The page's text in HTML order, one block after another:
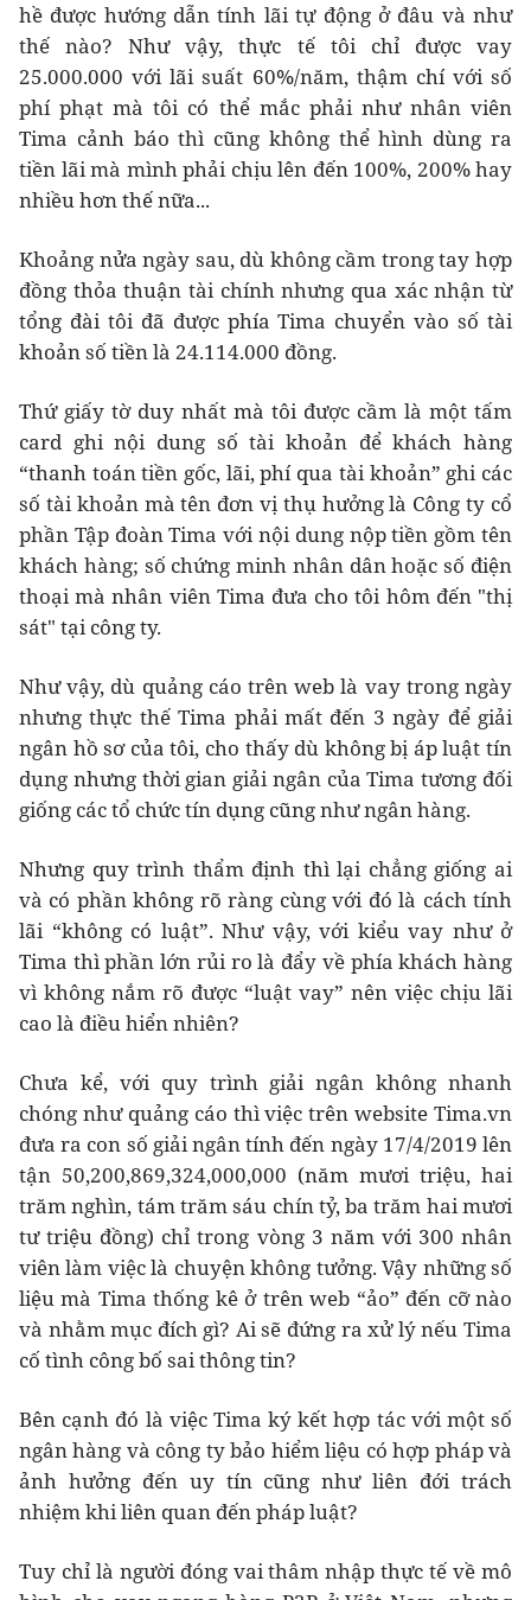
hề được hướng dẫn tính lãi tự động ở đâu và như
thế nào? Như vậy, thực tế tôi chỉ được vay
25.000.000 với lãi suất 60%/năm, thậm chí với số
phí phạt mà tôi có thể mắc phải như nhân viên
Tima cảnh báo thì cũng không thể hình dùng ra
tiền lãi mà mình phải chịu lên đến 100%, 200% hay
nhiều hơn thế nữa...
Khoảng nửa ngày sau, dù không cầm trong tay hợp
đồng thỏa thuận tài chính nhưng qua xác nhận từ
tổng đài tôi đã được phía Tima chuyển vào số tài
khoản số tiền là 24.114.000 đồng.
Thứ giấy tờ duy nhất mà tôi được cầm là một tấm
card ghi nội dung số tài khoản để khách hàng
“thanh toán tiền gốc, lãi, phí qua tài khoản” ghi các
số tài khoản mà tên đơn vị thụ hưởng là Công ty cổ
phần Tập đoàn Tima với nội dung nộp tiền gồm tên
khách hàng; số chứng minh nhân dân hoặc số điện
thoại mà nhân viên Tima đưa cho tôi hôm đến "thị
sát" tại công ty.
Như vậy, dù quảng cáo trên web là vay trong ngày
nhưng thực thế Tima phải mất đến 3 ngày để giải
ngân hồ sơ của tôi, cho thấy dù không bị áp luật tín
dụng nhưng thời gian giải ngân của Tima tương đối
giống các tổ chức tín dụng cũng như ngân hàng.
Nhưng quy trình thẩm định thì lại chẳng giống ai
và có phần không rõ ràng cùng với đó là cách tính
lãi “không có luật”. Như vậy, với kiểu vay như ở
Tima thì phần lớn rủi ro là đẩy về phía khách hàng
vì không nắm rõ được “luật vay” nên việc chịu lãi
cao là điều hiển nhiên?
Chưa kể, với quy trình giải ngân không nhanh
chóng như quảng cáo thì việc trên website Tima.vn
đưa ra con số giải ngân tính đến ngày 17/4/2019 lên
tận 50,200,869,324,000,000 (năm mươi triệu, hai
trăm nghìn, tám trăm sáu chín tỷ, ba trăm hai mươi
tư triệu đồng) chỉ trong vòng 3 năm với 300 nhân
viên làm việc là chuyện không tưởng. Vậy những số
liệu mà Tima thống kê ở trên web “ảo” đến cỡ nào
và nhằm mục đích gì? Ai sẽ đứng ra xử lý nếu Tima
cố tình công bố sai thông tin?
Bên cạnh đó là việc Tima ký kết hợp tác với một số
ngân hàng và công ty bảo hiểm liệu có hợp pháp và
ảnh hưởng đến uy tín cũng như liên đới trách
nhiệm khi liên quan đến pháp luật?
Tuy chỉ là người đóng vai thâm nhập thực tế về mô